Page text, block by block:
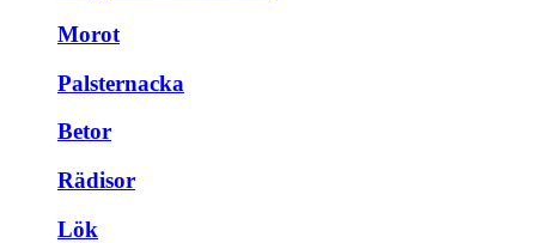
Morot
Palsternacka
Betor
Rädisor
Lök